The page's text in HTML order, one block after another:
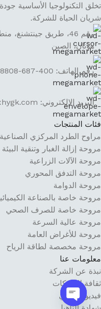
تخلق التكنولوجيا الأساسية
شريان الحياة للشركة.
رقم 46، طريق
هونان، الصين
رقم الهاتف: 400-687-8808
البريد الإلكتروني: cici@xhygk.com
فئات المنتجات
مراوح الطرد المركزي الصناعية
مروحة إزالة الغبار وتنقية البيئة
مروحة الآلات الزراعية
مروحة التدفق المحوري
مروحة الدوامة
مروحة خاصة بالصناعة
مروحة خاصة للصرف الصحي
مروحة عالية السرعة
مروحة للأغراض العامة
مروحة مخصصة لطاقة الرياح
معلومات عنا
نبذة عن الشركة
ثقافة الشركات
فيديو ترويجي